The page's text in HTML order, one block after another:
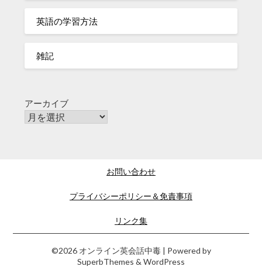
英語の学習方法
雑記
アーカイブ
お問い合わせ
プライバシーポリシー＆免責事項
リンク集
©2026 オンライン英会話中毒 | Powered by
SuperbThemes & WordPress